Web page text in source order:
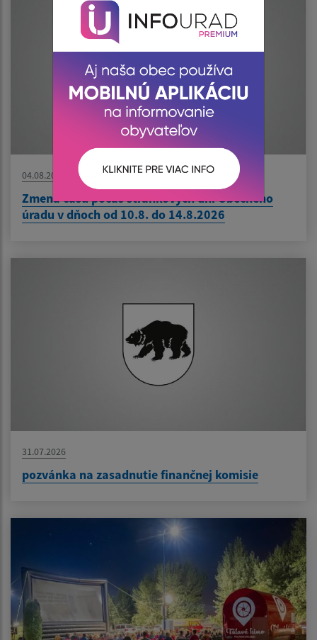
04.08.2026
Zmena času počas stránkových dní Obecného
úradu v dňoch od 10.8. do 14.8.2026
31.07.2026
pozvánka na zasadnutie finančnej komisie